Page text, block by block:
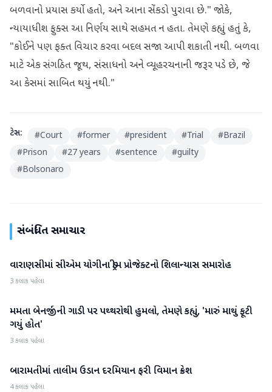
બળવાનો પ્રયાસ કર્યો હતો, અને આના સેંકડો પુરાવા છે." જોકે,
ન્યાયાધીશ ફુક્સ આ નિર્ણય સાથે સહમત ન હતા. તેમણે કહ્યું હતું કે,
"કોઈને પણ ફક્ત વિચાર કરવા બદલ સજા આપી શકાતી નથી. બળવા
માટે એક સંગઠિત જૂથ, સંસાધનો અને વ્યૂહરચનાની જરૂર પડે છે, જે
આ કેસમાં સાબિત થયું નથી."
ટેગ્સ: #Court #former #president #Trial #Brazil
#Prison #27 years #sentence #guilty
#Bolsonaro
સંબંધિત સમાચાર
રાષ્ટ્રીય
વારાણસીમાં સીએમ યોગીના ડ્રીમ પ્રોજેક્ટનો શિલાન્યાસ સમારોહ
3 કલાક પહેલા
રાષ્ટ્રીય
મમતા બેનર્જીની ગાડી પર પથ્થરોથી હુમલો, તેમણે કહ્યું, 'મારું માથું ફૂટી
ગયું હોત'
3 કલાક પહેલા
રાષ્ટ્રીય
બારામતીમાં તાલીમ ઉડાન દરમિયાન ફરી વિમાન ક્રેશ
4 કલાક પહેલા